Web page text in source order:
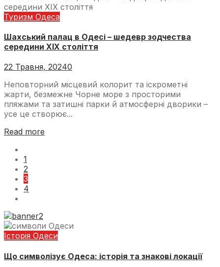
Туризм Одеса
Шахський палац в Одесі – шедевр зодчества
середини ХІХ століття
22 Травня, 20240
Неповторний місцевий колорит та іскрометні
жарти, безмежне Чорне море з просторими
пляжами та затишні парки й атмосферні дворики –
усе це створює...
Read more
1
2
3
4
Історія Одеси
Що символізує Одеса: історія та знакові локації